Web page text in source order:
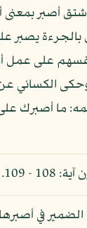
أصبر
يصبر
على عمل
وحكى
ما أصبرك على
الضمير في